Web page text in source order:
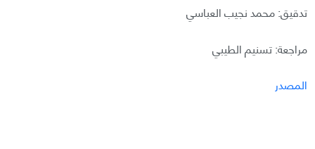
تدقيق: محمد نجيب العباسي
مراجعة: تسنيم الطيبي
المصدر